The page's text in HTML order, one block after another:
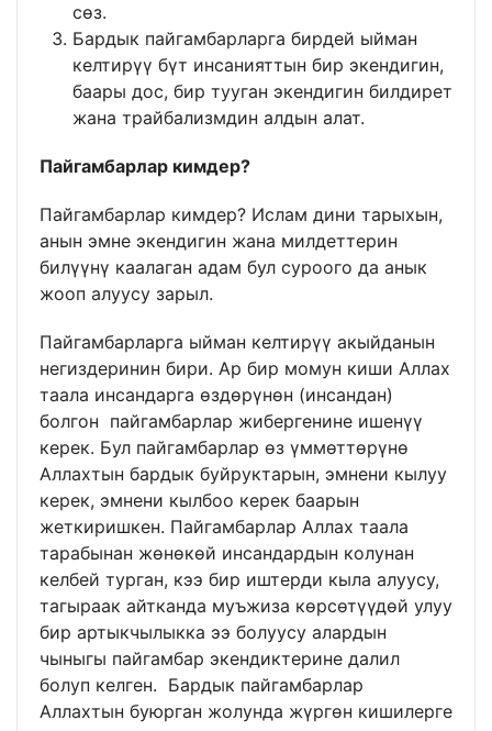
сөз.
Бардык пайгамбарларга бирдей ыйман
келтирүү бүт инсанияттын бир экендигин,
баары дос, бир тууган экендигин билдирет
жана трайбализмдин алдын алат.
Пайгамбарлар кимдер?
Пайгамбарлар кимдер? Ислам дини тарыхын,
анын эмне экендигин жана милдеттерин
билүүнү каалаган адам бул суроого да анык
жооп алуусу зарыл.
Пайгамбарларга ыйман келтирүү акыйданын
негиздеринин бири. Ар бир момун киши Аллах
таала инсандарга өздөрүнөн (инсандан)
болгон пайгамбарлар жибергенине ишенүү
керек. Бул пайгамбарлар өз үммөттөрүнө
Аллахтын бардык буйруктарын, эмнени кылуу
керек, эмнени кылбоо керек баарын
жеткиришкен. Пайгамбарлар Аллах таала
тарабынан жөнөкөй инсандардын колунан
келбей турган, кээ бир иштерди кыла алуусу,
тагыраак айтканда муъжиза көрсөтүүдөй улуу
бир артыкчылыкка ээ болуусу алардын
чыныгы пайгамбар экендиктерине далил
болуп келген. Бардык пайгамбарлар
Аллахтын буюрган жолунда жүргөн кишилерге